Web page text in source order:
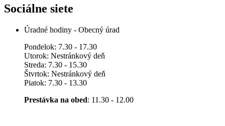
Sociálne siete
Úradné hodiny - Obecný úrad
Pondelok: 7.30 - 17.30
Utorok: Nestránkový deň
Streda: 7.30 - 15.30
Štvrtok: Nestránkový deň
Piatok: 7.30 - 13.30
Prestávka na obed: 11.30 - 12.00